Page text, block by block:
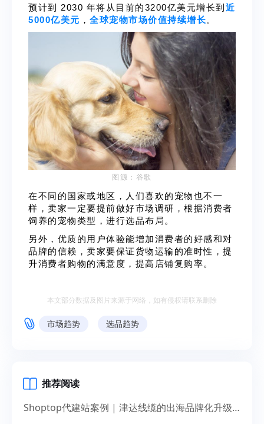
预计到 2030 年将从目前的3200亿美元增长到 近
5000亿美元 ， 全球宠物市场价值持续增长。
图源：谷歌
在不同的国家或地区，人们喜欢的宠物也不一
样，卖家一定要提前做好市场调研，根据消费者
饲养的宠物类型，进行选品布局。
另外，优质的用户体验能增加消费者的好感和对
品牌的信赖，卖家要保证货物运输的准时性，提
升消费者购物的满意度，提高店铺复购率。
本文部分数据及图片来源于网络，如有侵权请联系删除
市场趋势 选品趋势
推荐阅读
Shoptop代建站案例 | 津达线缆的出海品牌化升级之道